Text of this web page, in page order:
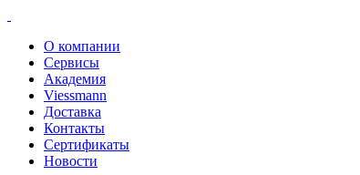
О компании
Сервисы
Академия
Viessmann
Доставка
Контакты
Сертификаты
Новости